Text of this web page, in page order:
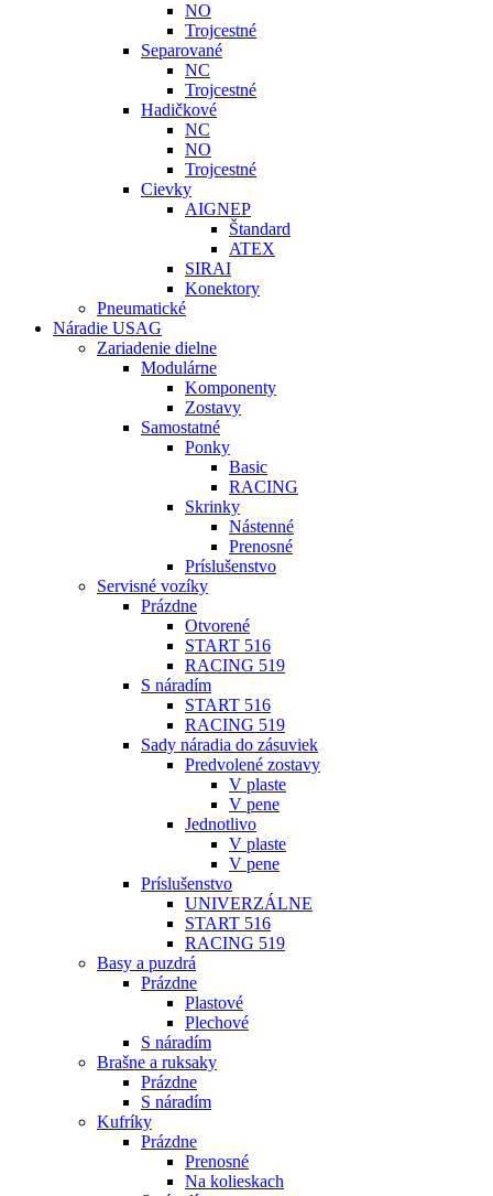
NO
Trojcestné
Separované
NC
Trojcestné
Hadičkové
NC
NO
Trojcestné
Cievky
AIGNEP
Štandard
ATEX
SIRAI
Konektory
Pneumatické
Náradie USAG
Zariadenie dielne
Modulárne
Komponenty
Zostavy
Samostatné
Ponky
Basic
RACING
Skrinky
Nástenné
Prenosné
Príslušenstvo
Servisné vozíky
Prázdne
Otvorené
START 516
RACING 519
S náradím
START 516
RACING 519
Sady náradia do zásuviek
Predvolené zostavy
V plaste
V pene
Jednotlivo
V plaste
V pene
Príslušenstvo
UNIVERZÁLNE
START 516
RACING 519
Basy a puzdrá
Prázdne
Plastové
Plechové
S náradím
Brašne a ruksaky
Prázdne
S náradím
Kufríky
Prázdne
Prenosné
Na kolieskach